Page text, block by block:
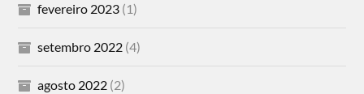
fevereiro 2023 (1)
setembro 2022 (4)
agosto 2022 (2)